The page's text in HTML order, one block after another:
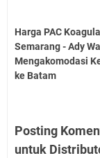
Harga PAC
Semarang - Ady
Mengakomodasi
ke Batam
Posting
untuk